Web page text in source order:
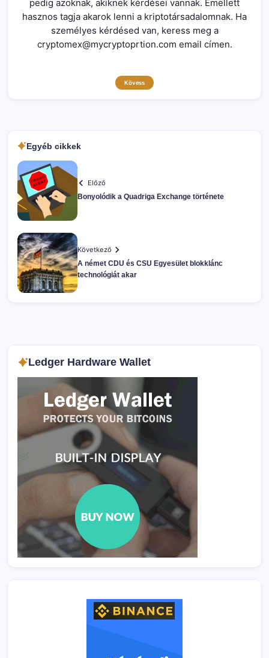
pedig azoknak, akiknek kérdései vannak. Emellett
hasznos tagja akarok lenni a kriptotársadalomnak. Ha
személyes kérdésed van, keress meg a
cryptomex@mycryptoprtion.com email címen.
Kövess
Egyéb cikkek
Előző
Bonyolódik a Quadriga Exchange története
Következő
A német CDU és CSU Egyesület blokklánc
technológiát akar
Ledger Hardware Wallet